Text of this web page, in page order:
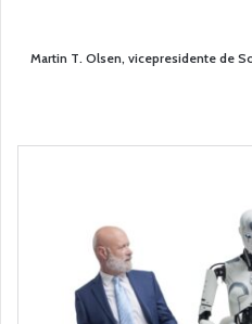
Martin T. Olsen, vicepresidente de